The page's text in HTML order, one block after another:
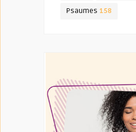
Psaumes 158